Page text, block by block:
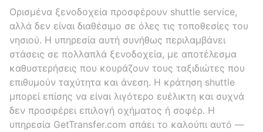
Ορισμένα ξενοδοχεία προσφέρουν shuttle service,
αλλά δεν είναι διαθέσιμο σε όλες τις τοποθεσίες του
νησιού. Η υπηρεσία αυτή συνήθως περιλαμβάνει
στάσεις σε πολλαπλά ξενοδοχεία, με αποτέλεσμα
καθυστερήσεις που κουράζουν τους ταξιδιώτες που
επιθυμούν ταχύτητα και άνεση. Η κράτηση shuttle
μπορεί επίσης να είναι λιγότερο ευέλικτη και συχνά
δεν προσφέρει επιλογή οχήματος ή σοφέρ. Η
υπηρεσία GetTransfer.com σπάει το καλούπι αυτό —